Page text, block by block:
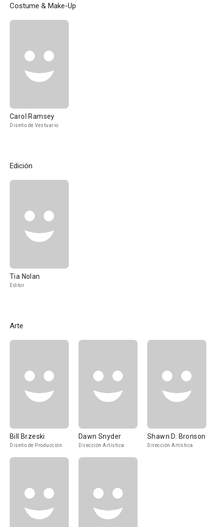
Costume & Make-Up
Carol Ramsey
Diseño de Vestuario
Edición
Tia Nolan
Editor
Arte
Bill Brzeski
Diseño de Producción
Dawn Snyder
Dirección Artística
Shawn D. Bronson
Dirección Artística